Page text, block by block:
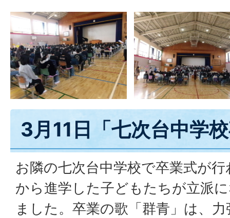
3月11日「七次台中学
お隣の七次台中学校で卒業式が
から進学した子どもたちが立派
ました。卒業の歌「群青」は、